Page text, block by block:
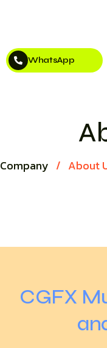
WhatsApp
Company / About
CGFX